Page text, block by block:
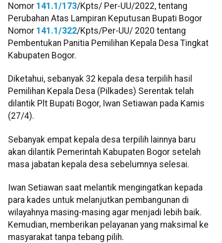
Nomor 141.1/173/Kpts/ Per-UU/2022, tentang
Perubahan Atas Lampiran Keputusan Bupati Bogor
Nomor 141.1/322/Kpts/Per-UU/ 2020 tentang
Pembentukan Panitia Pemilihan Kepala Desa Tingkat
Kabupaten Bogor.
Diketahui, sebanyak 32 kepala desa terpilih hasil
Pemilihan Kepala Desa (Pilkades) Serentak telah
dilantik Plt Bupati Bogor, Iwan Setiawan pada Kamis
(27/4).
Sebanyak empat kepala desa terpilih lainnya baru
akan dilantik Pemerintah Kabupaten Bogor setelah
masa jabatan kepala desa sebelumnya selesai.
Iwan Setiawan saat melantik mengingatkan kepada
para kades untuk melanjutkan pembangunan di
wilayahnya masing-masing agar menjadi lebih baik.
Kemudian, memberikan pelayanan yang maksimal ke
masyarakat tanpa tebang pilih.